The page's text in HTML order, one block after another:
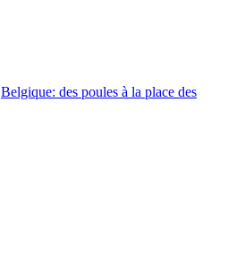
Belgique: des poules à la place des